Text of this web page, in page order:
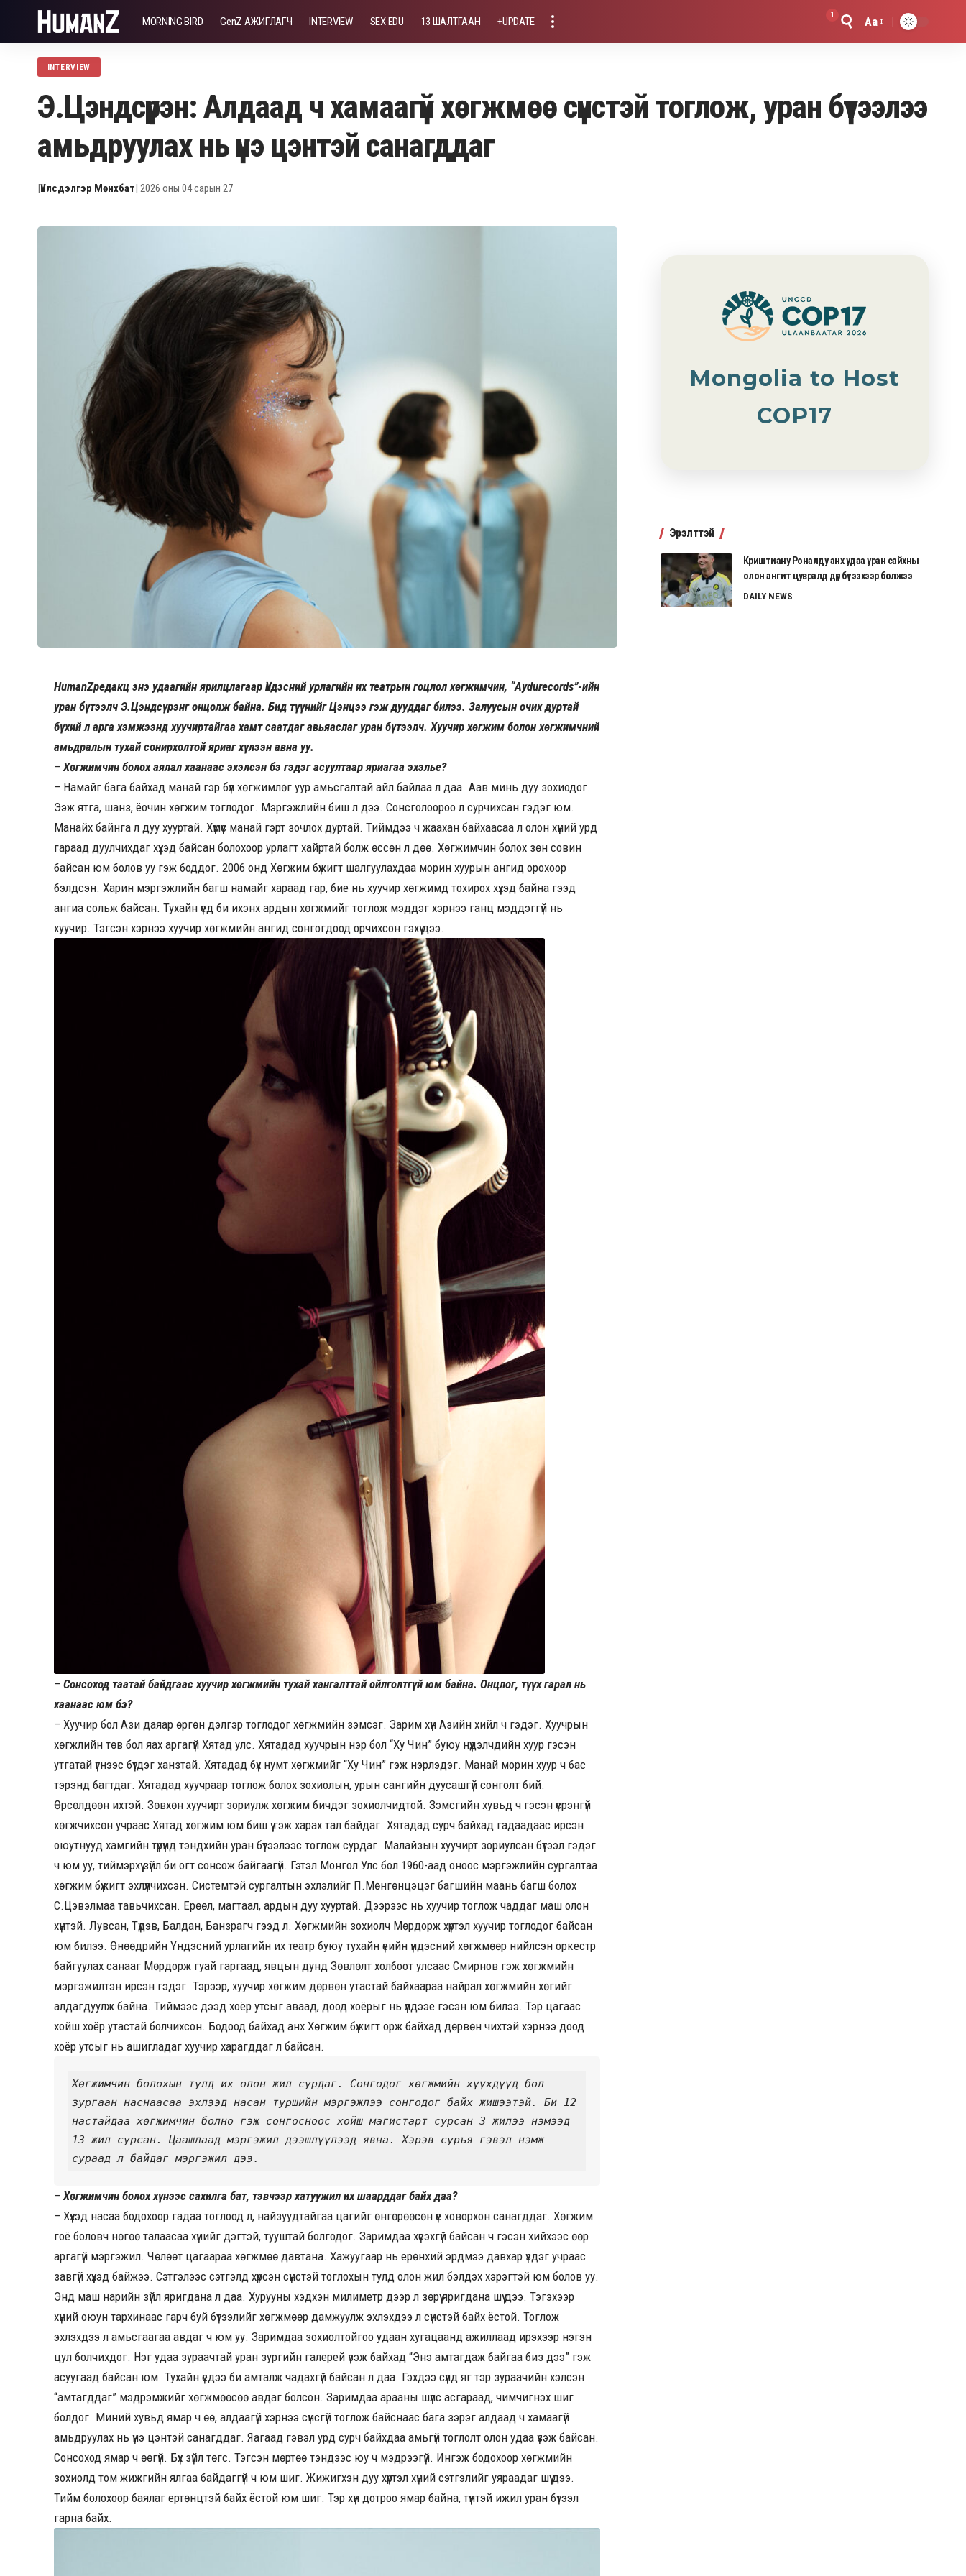
MORNING BIRD GenZ АЖИГЛАГЧ INTERVIEW SEX EDU 13 ШАЛТГААН +UPDATE
1
Font
Aa
INTERVIEW
Э.Цэндсүрэн: Алдаад ч хамаагүй хөгжмөө сүнстэй тоглож, уран бүтээлээ
амьдруулах нь үнэ цэнтэй санагддаг
|Үйлсдэлгэр Мөнхбат| 2026 оны 04 сарын 27
HumanZредакц энэ удаагийн ярилцлагаар Үндэсний урлагийн их театрын гоцлол хөгжимчин, “Aydurecords”-ийн
уран бүтээлч Э.Цэндсүрэнг онцолж байна. Бид түүнийг Цэнцээ гэж дууддаг билээ. Залуусын очих дуртай
бүхий л арга хэмжээнд хуучиртайгаа хамт саатдаг авьяаслаг уран бүтээлч. Хуучир хөгжим болон хөгжимчний
амьдралын тухай сонирхолтой яриаг хүлээн авна уу.
–Хөгжимчин болох аялал хаанаас эхэлсэн бэ гэдэг асуултаар яриагаа эхэлье?
– Намайг бага байхад манай гэр бүл хөгжимлөг уур амьсгалтай айл байлаа л даа. Аав минь дуу зохиодог.
Ээж ятга, шанз, ёочин хөгжим тоглодог. Мэргэжлийн биш л дээ. Сонсголоороо л сурчихсан гэдэг юм.
Манайх байнга л дуу хууртай. Хүмүүс манай гэрт зочлох дуртай. Тиймдээ ч жаахан байхаасаа л олон хүний урд
гараад дуулчихдаг хүүхэд байсан болохоор урлагт хайртай болж өссөн л дөө. Хөгжимчин болох зөн совин
байсан юм болов уу гэж боддог. 2006 онд Хөгжим бүжигт шалгуулахдаа морин хуурын ангид орохоор
бэлдсэн. Харин мэргэжлийн багш намайг хараад гар, бие нь хуучир хөгжимд тохирох хүүхэд байна гээд
ангиа сольж байсан. Тухайн үед би ихэнх ардын хөгжмийг тоглож мэддэг хэрнээ ганц мэддэггүй нь
хуучир. Тэгсэн хэрнээ хуучир хөгжмийн ангид сонгогдоод орчихсон гэхүү дээ.
–Сонсоход таатай байдгаас хуучир хөгжмийн тухай хангалттай ойлголтгүй юм байна. Онцлог, түүх гарал нь
хаанаас юм бэ?
– Хуучир бол Ази даяар өргөн дэлгэр тоглодог хөгжмийн зэмсэг. Зарим хүн Азийн хийл ч гэдэг. Хуучрын
хөгжлийн төв бол яах аргагүй Хятад улс. Хятадад хуучрын нэр бол “Ху Чин” буюу нүүдэлчдийн хуур гэсэн
утгатай үгнээс бүтдэг ханзтай. Хятадад бүх нумт хөгжмийг “Ху Чин” гэж нэрлэдэг. Манай морин хуур ч бас
тэрэнд багтдаг. Хятадад хуучраар тоглож болох зохиолын, урын сангийн дуусашгүй сонголт бий.
Өрсөлдөөн ихтэй. Зөвхөн хуучирт зориулж хөгжим бичдэг зохиолчидтой. Зэмсгийн хувьд ч гэсэн үсрэнгүй
хөгжчихсөн учраас Хятад хөгжим юм биш үү гэж харах тал байдаг. Хятадад сурч байхад гадаадаас ирсэн
оюутнууд хамгийн түрүүнд тэндхийн уран бүтээлээс тоглож сурдаг. Малайзын хуучирт зориулсан бүтээл гэдэг
ч юм уу, тиймэрхүү зүйл би огт сонсож байгаагүй. Гэтэл Монгол Улс бол 1960-аад оноос мэргэжлийн сургалтаа
хөгжим бүжигт эхлүүлчихсэн. Системтэй сургалтын эхлэлийг П.Мөнгөнцэцэг багшийн маань багш болох
С.Цэвэлмаа тавьчихсан. Ерөөл, магтаал, ардын дуу хууртай. Дээрээс нь хуучир тоглож чаддаг маш олон
хүнтэй. Лувсан, Түдэв, Балдан, Банзрагч гээд л. Хөгжмийн зохиолч Мөрдорж хүртэл хуучир тоглодог байсан
юм билээ. Өнөөдрийн Үндэсний урлагийн их театр буюу тухайн үеийн үндэсний хөгжмөөр нийлсэн оркестр
байгуулах санааг Мөрдорж гуай гаргаад, явцын дунд Зөвлөлт холбоот улсаас Смирнов гэж хөгжмийн
мэргэжилтэн ирсэн гэдэг. Тэрээр, хуучир хөгжим дөрвөн утастай байхаараа найрал хөгжмийн хөгийг
алдагдуулж байна. Тиймээс дээд хоёр утсыг аваад, доод хоёрыг нь үлдээе гэсэн юм билээ. Тэр цагаас
хойш хоёр утастай болчихсон. Бодоод байхад анх Хөгжим бүжигт орж байхад дөрвөн чихтэй хэрнээ доод
хоёр утсыг нь ашигладаг хуучир харагддаг л байсан.
Хөгжимчин болохын тулд их олон жил сурдаг. Сонгодог хөгжмийн хүүхдүүд бол
зургаан наснаасаа эхлээд насан туршийн мэргэжлээ сонгодог байх жишээтэй. Би
настайдаа хөгжимчин болно гэж сонгосноос хойш магистарт сурсан 3 жилээ нэмээд
13 жил сурсан. Цаашлаад мэргэжил дээшлүүлээд явна. Хэрэв суръя гэвэл нэмж
сураад л байдаг мэргэжил дээ.
–Хөгжимчин болох хүнээс сахилга бат, тэвчээр хатуужил их шаарддаг байх даа?
– Хүүхэд насаа бодохоор гадаа тоглоод л, найзуудтайгаа цагийг өнгөрөөсөн үе ховорхон санагддаг. Хөгжим
гоё боловч нөгөө талаасаа хүнийг дэгтэй, тууштай болгодог. Заримдаа хүсэхгүй байсан ч гэсэн хийхээс өөр
аргагүй мэргэжил. Чөлөөт цагаараа хөгжмөө давтана. Хажуугаар нь ерөнхий эрдмээ давхар үздэг учраас
завгүй хүүхэд байжээ. Сэтгэлээс сэтгэлд хүрсэн сүнстэй тоглохын тулд олон жил бэлдэх хэрэгтэй юм болов уу.
Энд маш нарийн зүйл яригдана л даа. Хурууны хэдхэн милиметр дээр л зөрүү яригдана шүү дээ. Тэгэхээр
хүний оюун тархинаас гарч буй бүтээлийг хөгжмөөр дамжуулж эхлэхдээ л сүнстэй байх ёстой. Тоглож
эхлэхдээ л амьсгаагаа авдаг ч юм уу. Заримдаа зохиолтойгоо удаан хугацаанд ажиллаад ирэхээр нэгэн
цул болчихдог. Нэг удаа зураачтай уран зургийн галерей үзэж байхад “Энэ амтагдаж байгаа биз дээ” гэж
асуугаад байсан юм. Тухайн үедээ би амталж чадахгүй байсан л даа. Гэхдээ сүүлд яг тэр зураачийн хэлсэн
“амтагддаг” мэдрэмжийг хөгжмөөсөө авдаг болсон. Заримдаа арааны шүлс асгараад, чимчигнэх шиг
болдог. Миний хувьд ямар ч өө, алдаагүй хэрнээ сүнсгүй тоглож байснаас бага зэрэг алдаад ч хамаагүй
амьдруулах нь үнэ цэнтэй санагддаг. Яагаад гэвэл урд сурч байхдаа амьгүй тоглолт олон удаа үзэж байсан.
Сонсоход ямар ч өөгүй. Бүх зүйл төгс. Тэгсэн мөртөө тэндээс юу ч мэдрээгүй. Ингэж бодохоор хөгжмийн
зохиолд том жижгийн ялгаа байдаггүй ч юм шиг. Жижигхэн дуу хүртэл хүний сэтгэлийг уяраадаг шүү дээ.
Тийм болохоор баялаг ертөнцтэй байх ёстой юм шиг. Тэр хүн дотроо ямар байна, түүнтэй ижил уран бүтээл
гарна байх.
Mongolia to Host
COP17
Эрэлттэй
Криштиану Роналду анх удаа уран сайхны
олон ангит цувралд дүр бүтээхээр болжээ
DAILY NEWS